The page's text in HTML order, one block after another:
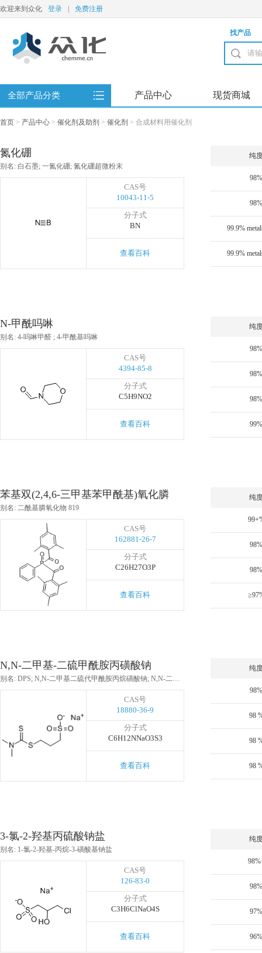
欢迎来到众化 登录 免费注册
找产品
全部产品分类 产品中心 现货商城
首页 > 产品中心 > 催化剂及助剂 > 催化剂 > 合成材料用催化剂
氮化硼
别名: 白石墨; 一氮化硼; 氮化硼超微粉末
CAS号
10043-11-5
分子式
BN
查看百科
纯
98%
98%
N-甲酰吗啉
别名: 4-吗啉甲醛 ; 4-甲酰基吗啉
CAS号
4394-85-8
分子式
C5H9NO2
查看百科
纯
98%
98%
98%
99%
苯基双(2,4,6-三甲基苯甲酰基)氧化膦
别名: 二酰基膦氧化物 819
CAS号
162881-26-7
分子式
C26H27O3P
查看百科
纯
98%
98%
N,N-二甲基-二硫甲酰胺丙磺酸钠
别名: DPS; N,N-二甲基二硫代甲酰胺丙烷磺酸钠; N,N-二甲基二硫代羰基丙烷磺酸钠; N,N-二甲基-二硫代羰基丙烷磺酸钠
CAS号
18880-36-9
分子式
C6H12NNaO3S3
查看百科
纯
98%
98
98
98
3-氯-2-羟基丙硫酸钠盐
别名: 1-氯-2-羟基-丙烷-3-磺酸基钠盐
CAS号
126-83-0
分子式
C3H6ClNaO4S
查看百科
纯
98%
97%
96%